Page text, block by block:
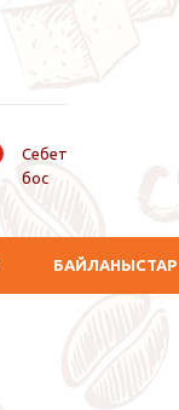
Себет
бос
БАЙЛАНЫСТАР